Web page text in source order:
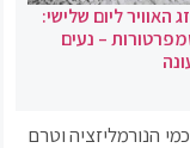
האוויר ליום שלישי:
– נעים
הפסגה נועדה לחגוג שנה להסכמי הנורמליזציה וטרם